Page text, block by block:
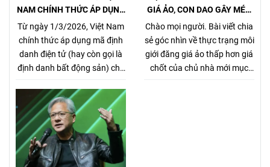
NAM CHÍNH THỨC ÁP DỤNG
MÃ ĐỊNH DANH BẤT ĐỘNG
SẢN
Từ ngày 1/3/2026, Việt Nam
chính thức áp dụng mã định
danh điện tử (hay còn gọi là
định danh bất động sản) cho
theo Nghị định
357/2025/NĐ-CP (ban hành
ngày 31/12/2025, hiệu lực từ
1/3/2026) về xây dựng, quản
lý và sử dụng hệ thống thông
GIÁ ẢO, CON DAO GÂY MÉO
MÓ THỊ TRƯỜNG, GÂY HẠI
CHỦ NHÀ VÀ NHÀ MÔI GIỚI
CHÂN CHÍNH
Chào mọi người. Bài viết chia
sẻ góc nhìn về thực trạng môi
giới đăng giá ảo thấp hơn giá
chốt của chủ nhà mới mục